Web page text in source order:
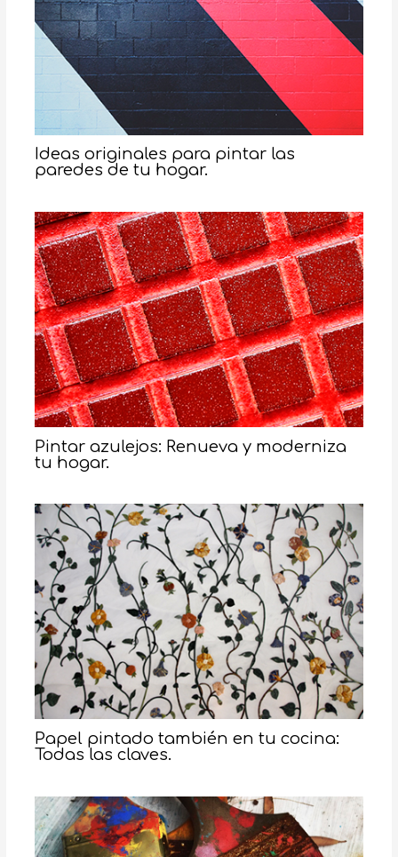
Ideas originales para pintar las
paredes de tu hogar.
Pintar azulejos: Renueva y moderniza
tu hogar.
Papel pintado también en tu cocina:
Todas las claves.